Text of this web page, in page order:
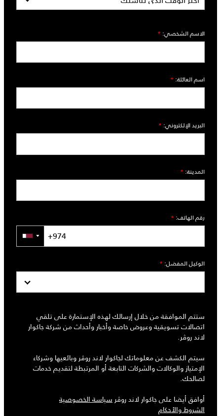
الاسم الشخصي: *
اسم العائلة: *
البريد الإلكتروني: *
المدينة: *
رقم الهاتف: *
▼
الوكيل المفضل: *
ستتم الموافقة من خلال إرسالك لهذه الإستمارة على تلقي
اتصالات تسويقية وعروض خاصة وأخبار وأحداث من شركة جاكوار
لاند روڤر.
سيتم الكشف عن معلوماتك لجاكوار لاند روڤر وبائعيها وشركاء
الإمتياز والوكالات والشركات التابعة أو المرتبطة لتقديم خدمات
لصالحك.
أوافق أيضا على جاكوار لاند روڤر سياسة الخصوصية
الشروط والأحكام